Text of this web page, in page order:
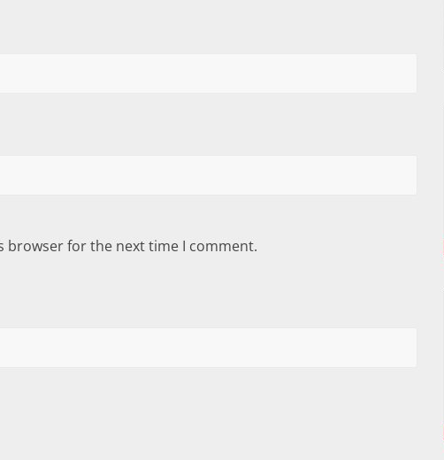
browser for the next time I comment.